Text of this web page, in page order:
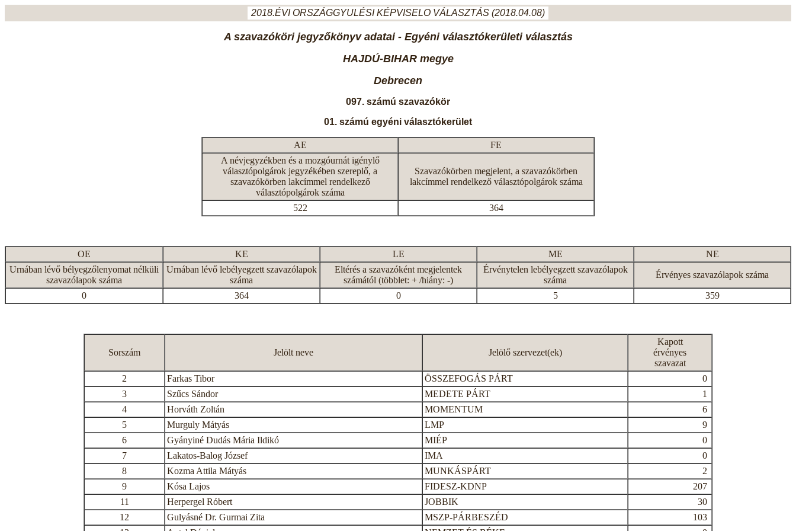
2018.ÉVI ORSZÁGGYULÉSI KÉPVISELO VÁLASZTÁS (2018.04.08)
A szavazóköri jegyzőkönyv adatai - Egyéni választókerületi választás
HAJDÚ-BIHAR megye
Debrecen
097. számú szavazókör
01. számú egyéni választókerület
AE
FE
A névjegyzékben és a mozgóurnát igénylő
választópolgárok jegyzékében szereplő, a
szavazókörben lakcímmel rendelkező
választópolgárok száma
Szavazókörben megjelent, a szavazókörben
lakcímmel rendelkező választópolgárok száma
522 364
OE KE LE ME
NE
Urnában lévő bélyegzőlenyomat nélküli
szavazólapok száma
Urnában lévő lebélyegzett szavazólapok
száma
Eltérés a szavazóként megjelentek
számától (többlet: + /hiány: -)
Érvénytelen lebélyegzett szavazólapok
száma
Érvényes szavazólapok száma
0 364 0 5 359
Sorszám Jelölt neve Jelölő szervezet(ek)
Kapott
érvényes
szavazat
2
Farkas Tibor ÖSSZEFOGÁS PÁRT
0
3
Szűcs Sándor MEDETE PÁRT
1
4
Horváth Zoltán MOMENTUM
6
5
Murguly Mátyás LMP
9
6
Gyányiné Dudás Mária Ildikó MIÉP
0
7
Lakatos-Balog József IMA
0
8
Kozma Attila Mátyás MUNKÁSPÁRT
2
9
Kósa Lajos FIDESZ-KDNP
207
11
Herpergel Róbert JOBBIK
30
12
Gulyásné Dr. Gurmai Zita MSZP-PÁRBESZÉD
103